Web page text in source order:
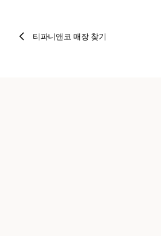
티파니앤코 매장 찾기